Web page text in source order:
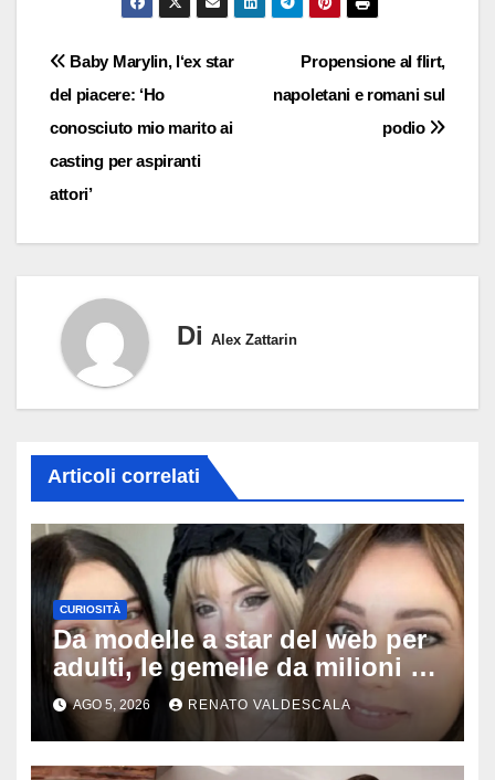
Navigazione
articoli
Propensione al flirt,
napoletani e romani sul
podio
Baby Marylin, l‘ex star
del piacere: ‘Ho
conosciuto mio marito ai
casting per aspiranti
attori’
Di Alex Zattarin
Articoli correlati
CURIOSITÀ
Da modelle a star del web per
adulti, le gemelle da milioni di
follower sorprendono tutti:
‘Nostra madre ci fotografa e ci
sostiene’
AGO 5, 2026 RENATO VALDESCALA